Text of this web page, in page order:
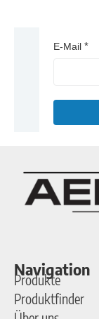
E-Mail
Navigation
Produkte
Produktfinder